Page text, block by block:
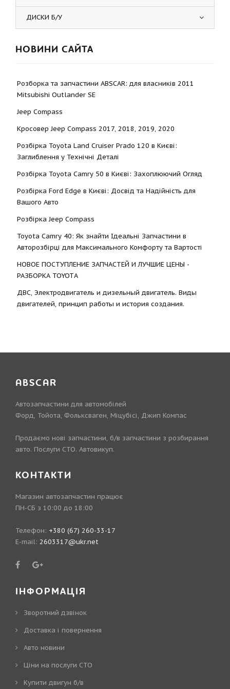
ДИСКИ Б/У
НОВИНИ САЙТА
Розборка та запчастини ABSCAR: для власників 2011
Mitsubishi Outlander SE
Jeep Compass
Кросовер Jeep Compass 2017, 2018, 2019, 2020
Розбірка Toyota Land Cruiser Prado 120 в Києві:
Заглиблення у Технічні Деталі
Розбірка Toyota Camry 50 в Києві: Захоплюючий Огляд
Розбірка Ford Edge в Києві: Досвід та Надійність для
Вашого Авто
Розбірка Jeep Compass
Toyota Camry 40: Як знайти Ідеальні Запчастини в
Авторозбірці для Максимального Комфорту та Вартості
НОВОЕ ПОСТУПЛЕНИЕ ЗАПЧАСТЕЙ И ЛУЧШИЕ ЦЕНЫ -
РАЗБОРКА TOYOTА
ДВС, Электродвигатель и дизельный двигатель. Виды
двигателей, принцип работы и история создания.
ABSCAR
Автозапчастини для автомобілей
Форд, Тойота, Фольксваген, Міцубісі, Джип Компас
Продаємо нові запчастини, б/в запчастини з розбирання
авто. Послуги СТО. Автовикуп.
КОНТАКТИ
Магазин автозапчастин працює
ПН-СБ з 10:00 до 18:00
Телефон: +380 (67) 260-33-17
E-mail: 2603317@ukr.net
ІНФОРМАЦІЯ
Зворотний дзвінок
Доставка і повернення
Авто новини
Ціни на послуги СТО
Купити двигун б/в